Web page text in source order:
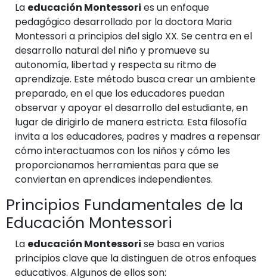
La educación Montessori es un enfoque
pedagógico desarrollado por la doctora Maria
Montessori a principios del siglo XX. Se centra en el
desarrollo natural del niño y promueve su
autonomía, libertad y respecta su ritmo de
aprendizaje. Este método busca crear un ambiente
preparado, en el que los educadores puedan
observar y apoyar el desarrollo del estudiante, en
lugar de dirigirlo de manera estricta. Esta filosofía
invita a los educadores, padres y madres a repensar
cómo interactuamos con los niños y cómo les
proporcionamos herramientas para que se
conviertan en aprendices independientes.
Principios Fundamentales de la
Educación Montessori
La educación Montessori se basa en varios
principios clave que la distinguen de otros enfoques
educativos. Algunos de ellos son: